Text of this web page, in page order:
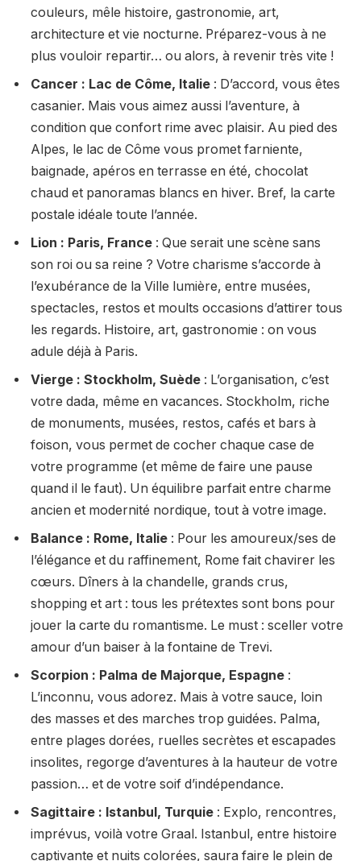
couleurs, mêle histoire, gastronomie, art,
architecture et vie nocturne. Préparez-vous à ne
plus vouloir repartir… ou alors, à revenir très vite !
Cancer : Lac de Côme, Italie : D’accord, vous êtes
casanier. Mais vous aimez aussi l’aventure, à
condition que confort rime avec plaisir. Au pied des
Alpes, le lac de Côme vous promet farniente,
baignade, apéros en terrasse en été, chocolat
chaud et panoramas blancs en hiver. Bref, la carte
postale idéale toute l’année.
Lion : Paris, France : Que serait une scène sans
son roi ou sa reine ? Votre charisme s’accorde à
l’exubérance de la Ville lumière, entre musées,
spectacles, restos et moults occasions d’attirer tous
les regards. Histoire, art, gastronomie : on vous
adule déjà à Paris.
Vierge : Stockholm, Suède : L’organisation, c’est
votre dada, même en vacances. Stockholm, riche
de monuments, musées, restos, cafés et bars à
foison, vous permet de cocher chaque case de
votre programme (et même de faire une pause
quand il le faut). Un équilibre parfait entre charme
ancien et modernité nordique, tout à votre image.
Balance : Rome, Italie : Pour les amoureux/ses de
l’élégance et du raffinement, Rome fait chavirer les
cœurs. Dîners à la chandelle, grands crus,
shopping et art : tous les prétextes sont bons pour
jouer la carte du romantisme. Le must : sceller votre
amour d’un baiser à la fontaine de Trevi.
Scorpion : Palma de Majorque, Espagne :
L’inconnu, vous adorez. Mais à votre sauce, loin
des masses et des marches trop guidées. Palma,
entre plages dorées, ruelles secrètes et escapades
insolites, regorge d’aventures à la hauteur de votre
passion… et de votre soif d’indépendance.
Sagittaire : Istanbul, Turquie : Explo, rencontres,
imprévus, voilà votre Graal. Istanbul, entre histoire
captivante et nuits colorées, saura faire le plein de